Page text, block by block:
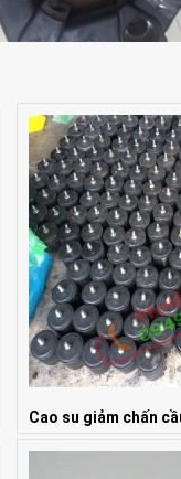
Cao su giảm chấn
Giá: Liên hệ